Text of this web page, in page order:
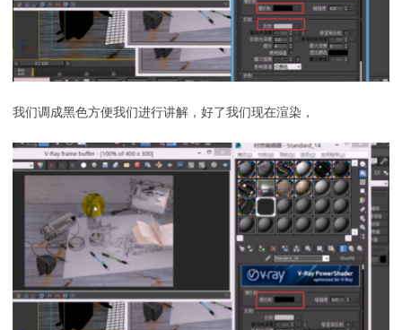
我们调成黑色方便我们进行讲解，好了我们现在渲染，